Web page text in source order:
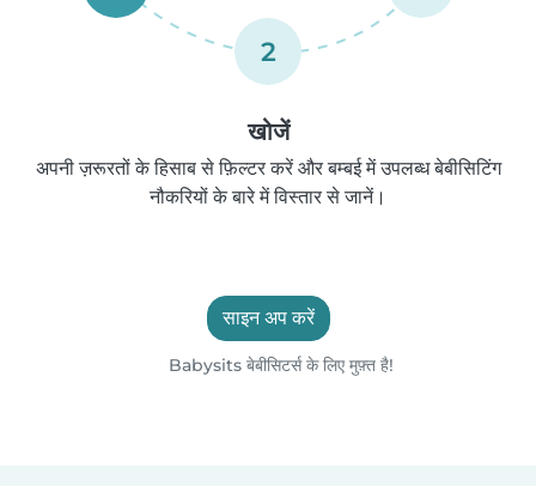
2
खोजें
अपनी ज़रूरतों के हिसाब से फ़िल्टर करें और बम्बई में उपलब्ध बेबीसिटिंग
नौकरियों के बारे में विस्तार से जानें।
साइन अप करें
Babysits बेबीसिटर्स के लिए मुफ़्त है!